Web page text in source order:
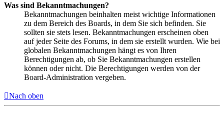
Was sind Bekanntmachungen?
Bekanntmachungen beinhalten meist wichtige Informationen
zu dem Bereich des Boards, in dem Sie sich befinden. Sie
sollten sie stets lesen. Bekanntmachungen erscheinen oben
auf jeder Seite des Forums, in dem sie erstellt wurden. Wie bei
globalen Bekanntmachungen hängt es von Ihren
Berechtigungen ab, ob Sie Bekanntmachungen erstellen
können oder nicht. Die Berechtigungen werden von der
Board-Administration vergeben.
Nach oben